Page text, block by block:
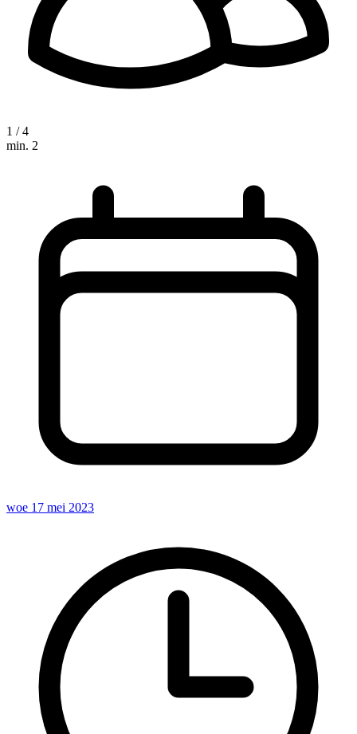
1 / 4
min. 2
woe 17 mei 2023